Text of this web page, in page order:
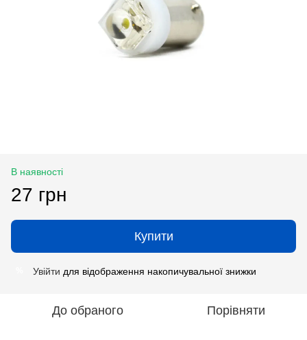
В наявності
27 грн
Купити
Увійти для відображення накопичувальної знижки
До обраного Порівняти